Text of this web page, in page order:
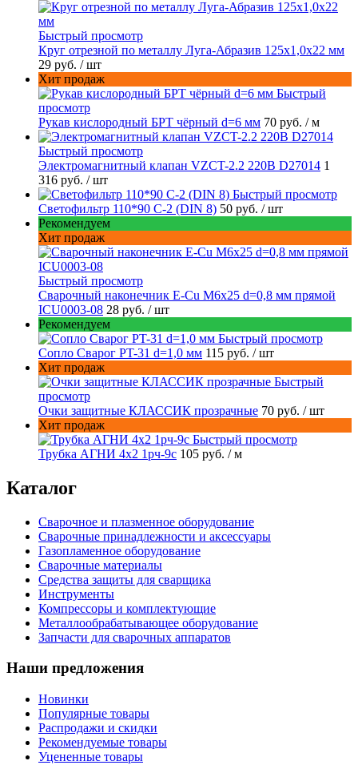
Быстрый просмотр
Круг отрезной по металлу Луга-Абразив 125x1,0x22 мм
29 руб. / шт
Хит продаж
Быстрый
просмотр
Рукав кислородный БРТ чёрный d=6 мм 70 руб. / м
Быстрый просмотр
Электромагнитный клапан VZCT-2.2 220В D27014 1
316 руб. / шт
Быстрый просмотр
Светофильтр 110*90 С-2 (DIN 8) 50 руб. / шт
Рекомендуем
Хит продаж
Быстрый просмотр
Сварочный наконечник E-Cu M6x25 d=0,8 мм прямой
ICU0003-08 28 руб. / шт
Рекомендуем
Быстрый просмотр
Сопло Сварог PT-31 d=1,0 мм 115 руб. / шт
Хит продаж
Быстрый
просмотр
Очки защитные КЛАССИК прозрачные 70 руб. / шт
Хит продаж
Быстрый просмотр
Трубка АГНИ 4х2 1рч-9с 105 руб. / м
Каталог
Сварочное и плазменное оборудование
Сварочные принадлежности и аксессуары
Газопламенное оборудование
Сварочные материалы
Средства защиты для сварщика
Инструменты
Компрессоры и комплектующие
Металлообрабатывающее оборудование
Запчасти для сварочных аппаратов
Наши предложения
Новинки
Популярные товары
Распродажи и скидки
Рекомендуемые товары
Уцененные товары